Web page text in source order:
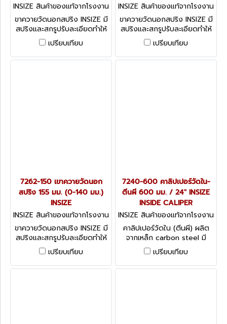
INSIZE สินค้าของแท้จากโรงงาน
ผู้ผลิต 7262-300
ขาควายวัดนอกสปริง INSIZE มี
สปริงและสกรูปรับละเอียดทำให้
ใช้งานง่ายขึ้น
เปรียบเทียบ
INSIZE สินค้าของแท้จากโรงงาน
ผู้ผลิต 7262-200
ขาควายวัดนอกสปริง INSIZE มี
สปริงและสกรูปรับละเอียดทำให้
ใช้งานง่ายขึ้น
เปรียบเทียบ
7262-150 เขาควายวัดนอก
สปริง 155 มม. (0-140 มม.)
INSIZE
INSIZE สินค้าของแท้จากโรงงาน
ผู้ผลิต 7262-150
ขาควายวัดนอกสปริง INSIZE มี
สปริงและสกรูปรับละเอียดทำให้
ใช้งานง่ายขึ้น
เปรียบเทียบ
7240-600 คาลิปเปอร์วัดใน-
ตีนผี 600 มม. / 24" INSIZE
INSIDE CALIPER
INSIZE สินค้าของแท้จากโรงงาน
ผู้ผลิต 7240-600
คาลิปเปอร์วัดใน (ตีนผี) ผลิต
จากเหล็ก carbon steel มี
ความยาว 6 ขนาดให้เลือกใช้
INSIZE Inside Caliper 7240
series
เปรียบเทียบ